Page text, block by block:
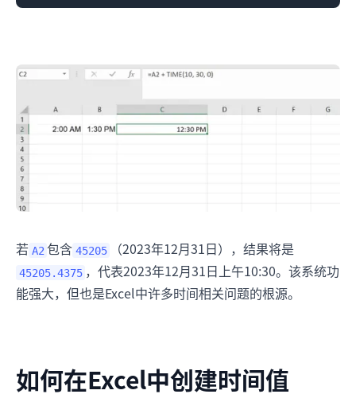
若 A2 包含 45205 （2023年12月31日），结果将是
45205.4375 ，代表2023年12月31日上午10:30。该系统功
能强大，但也是Excel中许多时间相关问题的根源。
如何在Excel中创建时间值